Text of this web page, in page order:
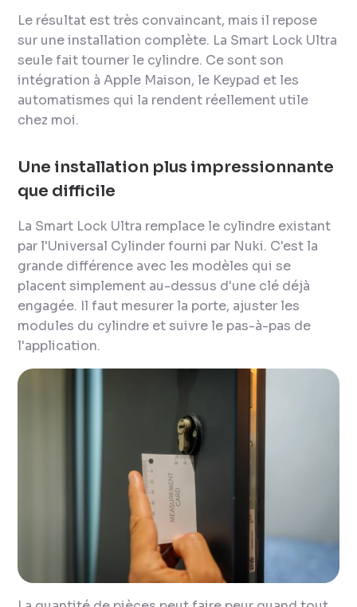
Le résultat est très convaincant, mais il repose
sur une installation complète. La Smart Lock Ultra
seule fait tourner le cylindre. Ce sont son
intégration à Apple Maison, le Keypad et les
automatismes qui la rendent réellement utile
chez moi.
Une installation plus impressionnante
que difficile
La Smart Lock Ultra remplace le cylindre existant
par l'Universal Cylinder fourni par Nuki. C'est la
grande différence avec les modèles qui se
placent simplement au-dessus d'une clé déjà
engagée. Il faut mesurer la porte, ajuster les
modules du cylindre et suivre le pas-à-pas de
l'application.